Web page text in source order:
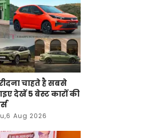
चाहते है सबसे
देखें 5 बेस्ट कारों की
Aug 2026